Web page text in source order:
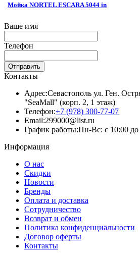
Мойка NORTEL ESCARA 5044 in
Ваше имя
Телефон
Отправить
Контакты
Адрес:Севастополь ул. Ген.
"SeaMall" (корп. 2, 1 этаж)
Телефон:+7 (978) 300-77-07
Email:299000@list.ru
График работы:Пн-Вс: с 10:00 до
Информация
О нас
Скидки
Новости
Бренды
Оплата и доставка
Сотрудничество
Возврат и обмен
Политика конфиденциальности
Договор оферты
Контакты